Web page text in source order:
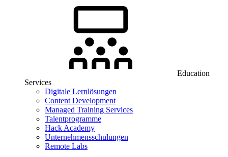
Education
Services
Digitale Lernlösungen
Content Development
Managed Training Services
Talentprogramme
Hack Academy
Unternehmensschulungen
Remote Labs